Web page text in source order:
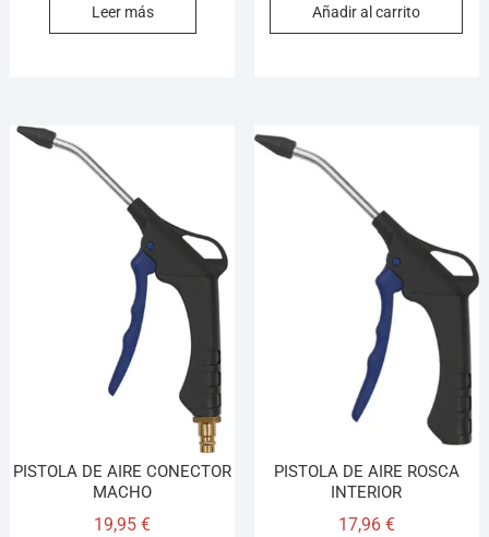
Leer más Añadir al carrito
PISTOLA DE AIRE CONECTOR
MACHO
19,95€
PISTOLA DE AIRE ROSCA
INTERIOR
17,96 €